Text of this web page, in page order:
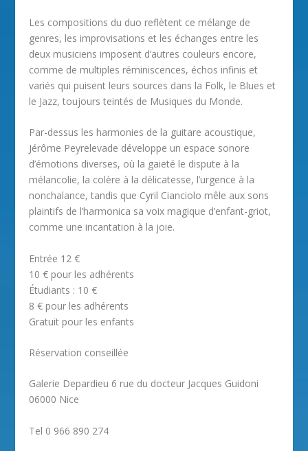
Les compositions du duo reflètent ce mélange de
genres, les improvisations et les échanges entre les
deux musiciens imposent d’autres couleurs encore,
comme de multiples réminiscences, échos infinis et
variés qui puisent leurs sources dans la Folk, le Blues et
le Jazz, toujours teintés de Musiques du Monde.
Par-dessus les harmonies de la guitare acoustique,
Jérôme Peyrelevade développe un espace sonore
d’émotions diverses, où la gaieté le dispute à la
mélancolie, la colère à la délicatesse, l’urgence à la
nonchalance, tandis que Cyril Cianciolo mêle aux sons
plaintifs de l’harmonica sa voix magique d’enfant-griot,
comme une incantation à la joie.
Entrée 12 €
10 € pour les adhérents
Étudiants : 10 €
8 € pour les adhérents
Gratuit pour les enfants
Réservation conseillée
Galerie Depardieu 6 rue du docteur Jacques Guidoni
06000 Nice
Tel 0 966 890 274